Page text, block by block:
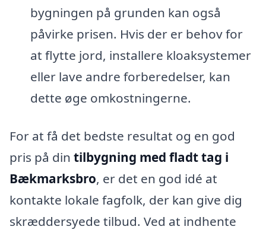
bygningen på grunden kan også
påvirke prisen. Hvis der er behov for
at flytte jord, installere kloaksystemer
eller lave andre forberedelser, kan
dette øge omkostningerne.
For at få det bedste resultat og en god
pris på din tilbygning med fladt tag i
Bækmarksbro, er det en god idé at
kontakte lokale fagfolk, der kan give dig
skræddersyede tilbud. Ved at indhente